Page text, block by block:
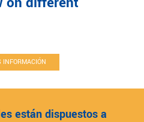
INFORMACIÓN
están dispuestos a